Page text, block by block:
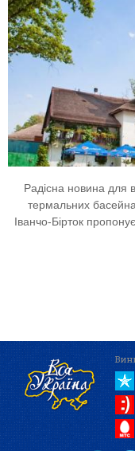
Радісна новина для
термальних
Іванчо-Бірток